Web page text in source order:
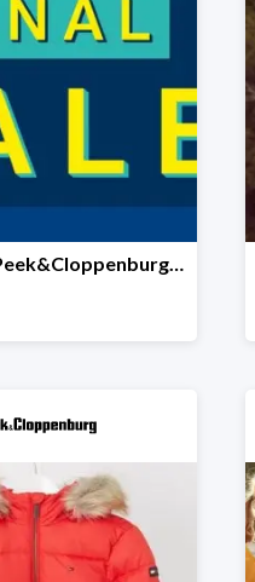
Final Sale w Peek&Cloppenburg do -70%